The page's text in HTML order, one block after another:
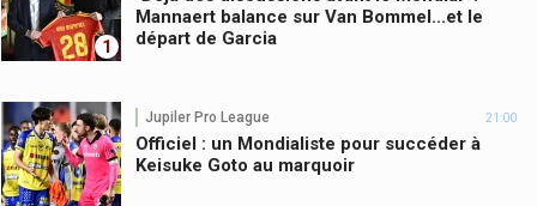
1
Mannaert balance sur Van Bommel...et le
départ de Garcia
Jupiler Pro League 21:00
Officiel : un Mondialiste pour succéder à
Keisuke Goto au marquoir